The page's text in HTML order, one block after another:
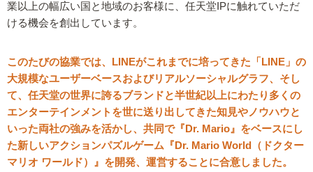
業以上の幅広い国と地域のお客様に、任天堂IPに触れていただ
ける機会を創出しています。
このたびの協業では、LINEがこれまでに培ってきた「LINE」の
大規模なユーザーベースおよびリアルソーシャルグラフ、そし
て、任天堂の世界に誇るブランドと半世紀以上にわたり多くの
エンターテインメントを世に送り出してきた知見やノウハウと
いった両社の強みを活かし、共同で『Dr. Mario』をベースにし
た新しいアクションパズルゲーム『Dr. Mario World（ドクター
マリオ ワールド）』を開発、運営することに合意しました。